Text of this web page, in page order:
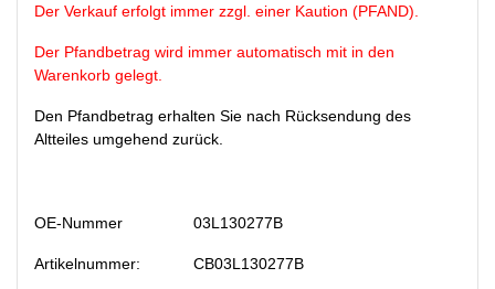
Der Verkauf erfolgt immer zzgl. einer Kaution (PFAND).
Der Pfandbetrag wird immer automatisch mit in den
Warenkorb gelegt.
Den Pfandbetrag erhalten Sie nach Rücksendung des
Altteiles umgehend zurück.
OE-Nummer 03L130277B
Artikelnummer: CB03L130277B